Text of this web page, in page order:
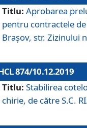
Titlu: Aprobarea
pentru contractele
Braşov, str. Zizinului
874/10.12.2019
Titlu: Stabilirea
chirie, de către S.C.